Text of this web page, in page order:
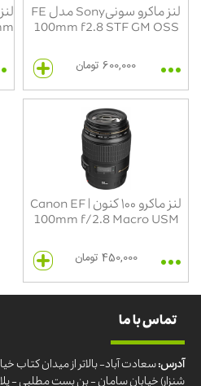
لنز ماکرو سونیSony مدل FE
100mm f2.8 STF GM OSS
600,000 تومان
لنز ماکرو ۱۰۰ کنون | Canon EF
100mm f/2.8 Macro USM
450,000 تومان
تماس با ما
آدرس:سعادت آباد- بالاتر از میدان کتاب
شنزار) خیابان سامان - بن بست مطلبی - پلاک 10 - واحد